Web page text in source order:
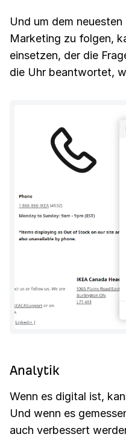
Und um dem
Marketing zu folgen,
einsetzen, der die
die Uhr beantwortet,
Analytik
Wenn es digital ist,
Und wenn es
auch verbessert